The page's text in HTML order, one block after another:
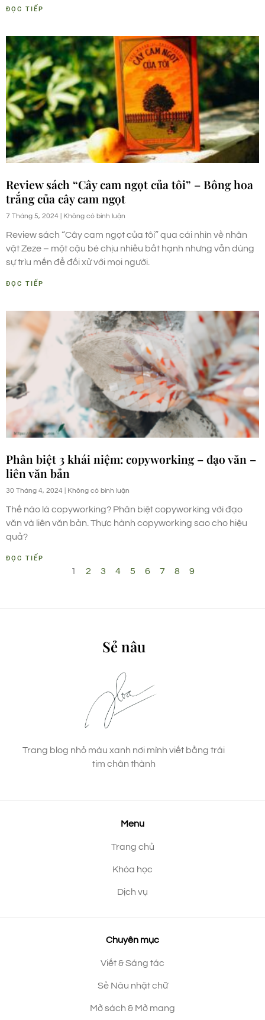
ĐỌC TIẾP
Review sách “Cây cam ngọt của tôi” – Bông hoa
trắng của cây cam ngọt
7 Tháng 5, 2024 Không có bình luận
Review sách “Cây cam ngọt của tôi” qua cái nhìn về nhân
vật Zeze – một cậu bé chịu nhiều bất hạnh nhưng vẫn dùng
sự trìu mến để đối xử với mọi người.
ĐỌC TIẾP
Phân biệt 3 khái niệm: copyworking – đạo văn –
liên văn bản
30 Tháng 4, 2024 Không có bình luận
Thế nào là copyworking? Phân biệt copyworking với đạo
văn và liên văn bản. Thực hành copyworking sao cho hiệu
quả?
ĐỌC TIẾP
1 2 3 4 5 6 7 8 9
Sẻ nâu
Trang blog nhỏ màu xanh nơi mình viết bằng trái
tim chân thành
Menu
Trang chủ
Khóa học
Dịch vụ
Chuyên mục
Viết & Sáng tác
Sẻ Nâu nhặt chữ
Mở sách & Mở mang